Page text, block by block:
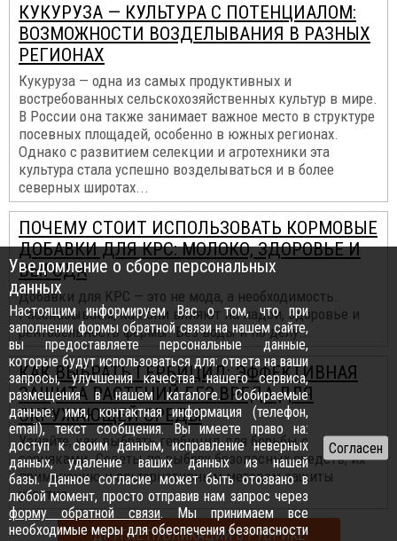
КУКУРУЗА — КУЛЬТУРА С ПОТЕНЦИАЛОМ:
ВОЗМОЖНОСТИ ВОЗДЕЛЫВАНИЯ В РАЗНЫХ
РЕГИОНАХ
Кукуруза — одна из самых продуктивных и
востребованных сельскохозяйственных культур в мире.
В России она также занимает важное место в структуре
посевных площадей, особенно в южных регионах.
Однако с развитием селекции и агротехники эта
культура стала успешно возделываться и в более
северных широтах...
ПОЧЕМУ СТОИТ ИСПОЛЬЗОВАТЬ КОРМОВЫЕ
ДОБАВКИ ДЛЯ КРС: МОЛОКО, ЗДОРОВЬЕ И
ВЫГОДА
Добавки для КРС — это не мода, а необходимость.
Рассказываем, как они влияют на надои, здоровье и
рентабельность фермы. Без воды и по делу...
КАК ВЫБРАТЬ ГЕРБИЦИД: ЭФФЕКТИВНАЯ
ЗАЩИТА РАСТЕНИЙ БЕЗ ВРЕДА ДЛЯ
ОКРУЖАЮЩЕЙ СРЕДЫ
Узнайте, как выбрать гербицид для борьбы с
сорняками. Советы по выбору безопасных средств, их
применению и альтернативным методам защиты
участка...
ДРУГИЕ ПУБЛИКАЦИИ В РУБРИКЕ
Уведомление о сборе персональных
данных
Настоящим информируем Вас о том, что при
заполнении формы обратной связи на нашем сайте,
вы предоставляете персональные данные,
которые будут использоваться для: ответа на ваши
запросы, улучшения качества нашего сервиса,
размещения в нашем каталоге. Собираемые
данные: имя, контактная информация (телефон,
email), текст сообщения. Вы имеете право на:
доступ к своим данным, исправление неверных
данных, удаление ваших данных из нашей
базы. Данное согласие может быть отозвано в
любой момент, просто отправив нам запрос через
форму обратной связи. Мы принимаем все
необходимые меры для обеспечения безопасности